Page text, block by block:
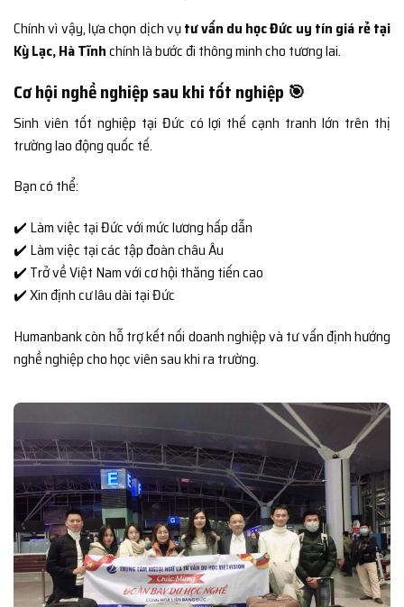
Chính vì vậy, lựa chọn dịch vụtư vấn du học Đức uy tín giá rẻ tại
Kỳ Lạc, Hà Tĩnhchính là bước đi thông minh cho tương lai.
Cơ hội nghề nghiệp sau khi tốt nghiệp 🎯
Sinh viên tốt nghiệp tại Đức có lợi thế cạnh tranh lớn trên thị
trường lao động quốc tế.
Bạn có thể:
✔️ Làm việc tại Đức với mức lương hấp dẫn
✔️ Làm việc tại các tập đoàn châu Âu
✔️ Trở về Việt Nam với cơ hội thăng tiến cao
✔️ Xin định cư lâu dài tại Đức
Humanbank còn hỗ trợ kết nối doanh nghiệp và tư vấn định hướng
nghề nghiệp cho học viên sau khi ra trường.